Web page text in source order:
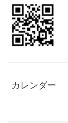
カレンダー